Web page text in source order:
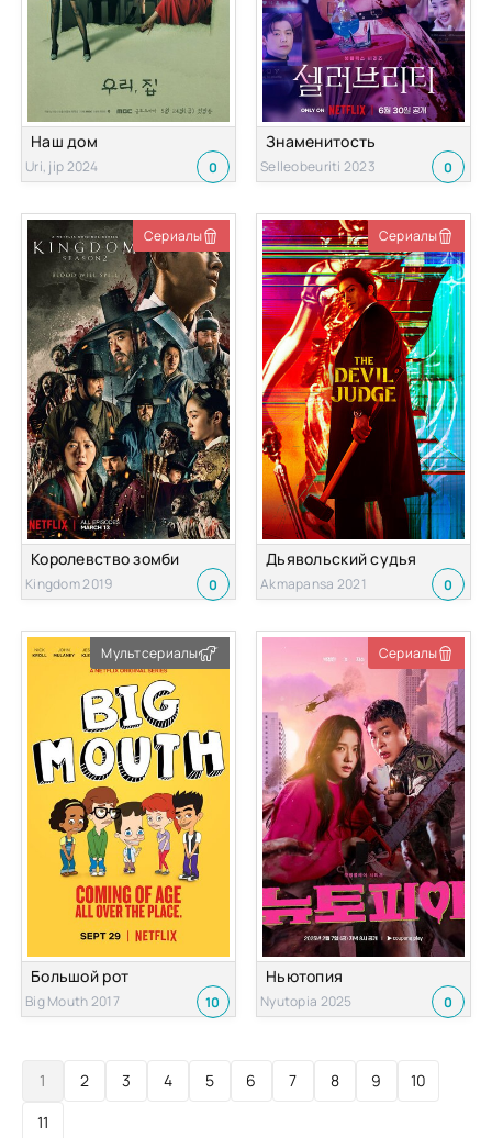
Наш дом
Uri, jip 2024 0
Знаменитость
Selleobeuriti 2023 0
Сериалы
Королевство зомби
Kingdom 2019 0
Сериалы
Дьявольский судья
Akmapansa 2021 0
Мультсериалы
Большой рот
Big Mouth 2017 10
Сериалы
Ньютопия
Nyutopia 2025 0
1 2 3 4 5 6 7 8 9
10
11